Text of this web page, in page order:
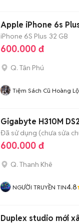
Apple iPhone 6s
iPhone 6S Plus 32 GB
600.000 đ
Q. Tân Phú
Tiệm Sách Cũ Hoàng
Gigabyte H310M
Đã sử dụng (chưa sửa
600.000 đ
Q. Thanh Khê
NGƯỜI TRUYỀN TIN4.8
Duplex studio mới